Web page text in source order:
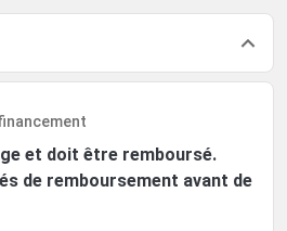
et doit être remboursé.
de remboursement avant de